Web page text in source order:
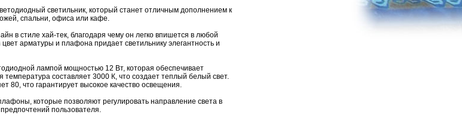
светильник, который станет отличным дополнением к
спальни, офиса или кафе.
в стиле хай-тек, благодаря чему он легко впишется в любой
арматуры и плафона придает светильнику элегантность и
лампой мощностью 12 Вт, которая обеспечивает
температура составляет 3000 К, что создает теплый белый свет.
80, что гарантирует высокое качество освещения.
которые позволяют регулировать направление света в
пользователя.